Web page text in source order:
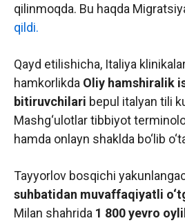
qilinmoqda. Bu haqda
qildi.
Qayd etilishicha, Italiya
hamkorlikda Oliy hamshiralik
bitiruvchilari bepul italyan tili
Mashg‘ulotlar tibbiyot
hamda onlayn shaklda bo‘lib
Tayyorlov bosqichi
suhbatidan muvaffaqiyatli
Milan shahrida 1 800 yevro